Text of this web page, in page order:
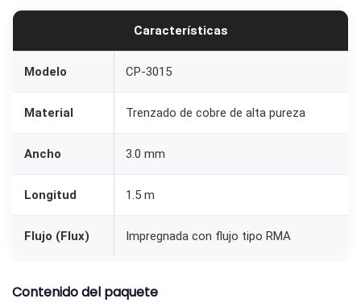
.
0
m
1
5
m
a
Características
Modelo CP-3015
Material Trenzado de cobre de alta pureza
Ancho 3.0 mm
Longitud 1.5 m
Flujo (Flux) Impregnada con flujo tipo RMA
Contenido del paquete